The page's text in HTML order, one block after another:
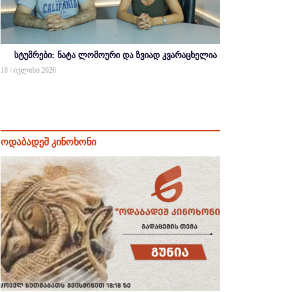
სტუმრები: ნატა ლომოური და ზვიად კვარაცხელია
18 / ივლისი 2026
ოდაბადეშ კინოხონი